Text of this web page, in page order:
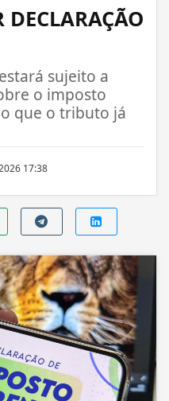
DECLARAÇÃO
sujeito a
o imposto
que o tributo já
17:38